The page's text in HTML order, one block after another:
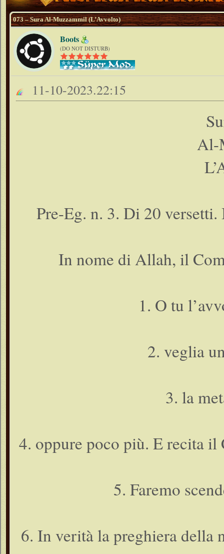
073 – Sura Al-Muzzammil (L’Avvolto)
Boots
(DO NOT DISTURB)
11-10-2023.22:15
Al-
Pre-Eg. n. 3. Di 20
In nome di Allah, il
1. O tu
2. veglia
3. la
4. oppure poco più. E recita
5. Faremo
6. In verità la preghiera della